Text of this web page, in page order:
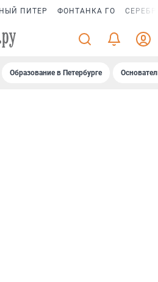
ПИТЕР ФОНТАНКА ГО
Образование в Петербурге